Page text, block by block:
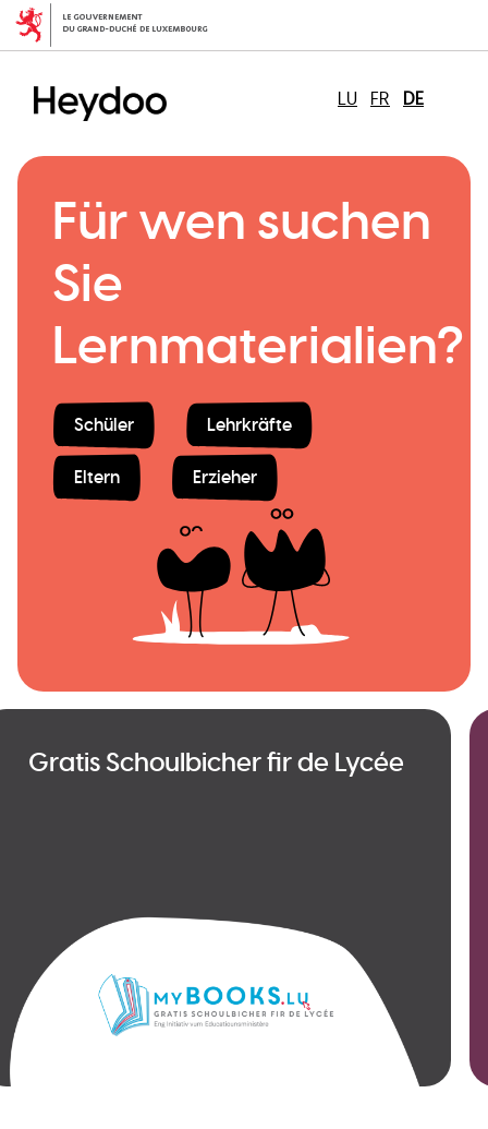
Direkt
zum
LU
FR DE
Für wen suchen
Sie
Lernmaterialien?
Schüler Lehrkräfte
Eltern Erzieher
Gratis Schoulbicher fir de Lycée